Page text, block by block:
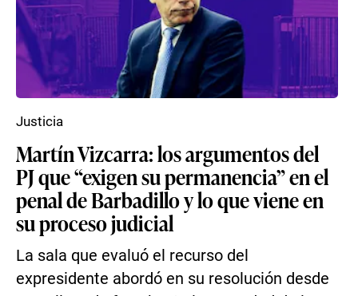
Martín Vizcarra: los argumentos del
PJ que “exigen su permanencia” en el
penal de Barbadillo y lo que viene en
su proceso judicial
La sala que evaluó el recurso del
expresidente abordó en su resolución desde
Justicia